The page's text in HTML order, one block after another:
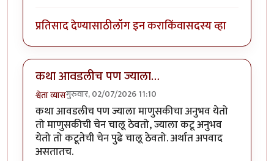
प्रतिसाद देण्यासाठीलॉग इन कराकिंवासदस्य व्हा
कथा आवडलीच पण ज्याला…
श्वेता व्यासगुरुवार, 02/07/2026 11:10
कथा आवडलीच पण ज्याला माणुसकीचा अनुभव येतो
तो माणुसकीची चेन चालू ठेवतो, ज्याला कटू अनुभव
येतो तो कटूतेची चेन पुढे चालू ठेवतो. अर्थात अपवाद
असतातच.